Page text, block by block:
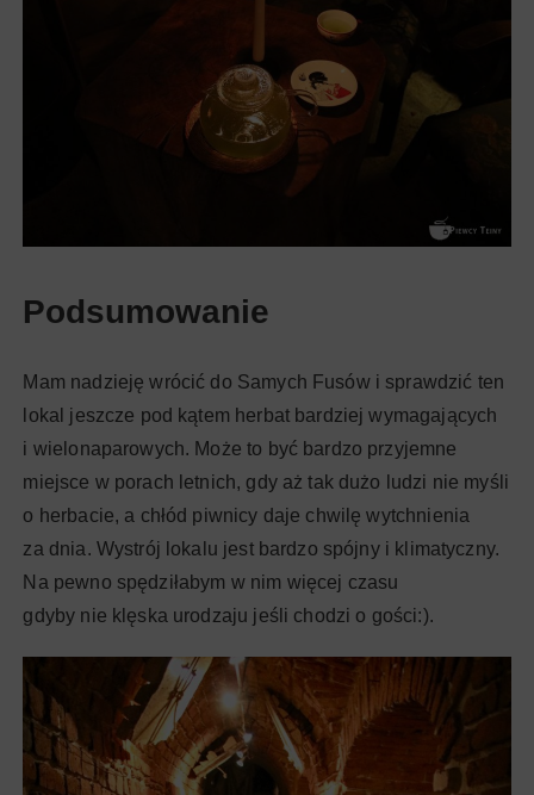
Podsumowanie
Mam nadzieję wrócić do Samych Fusów i sprawdzić ten
lokal jeszcze pod kątem herbat bardziej wymagających
i wielonaparowych. Może to być bardzo przyjemne
miejsce w porach letnich, gdy aż tak dużo ludzi nie myśli
o herbacie, a chłód piwnicy daje chwilę wytchnienia
za dnia. Wystrój lokalu jest bardzo spójny i klimatyczny.
Na pewno spędziłabym w nim więcej czasu
gdyby nie klęska urodzaju jeśli chodzi o gości:).